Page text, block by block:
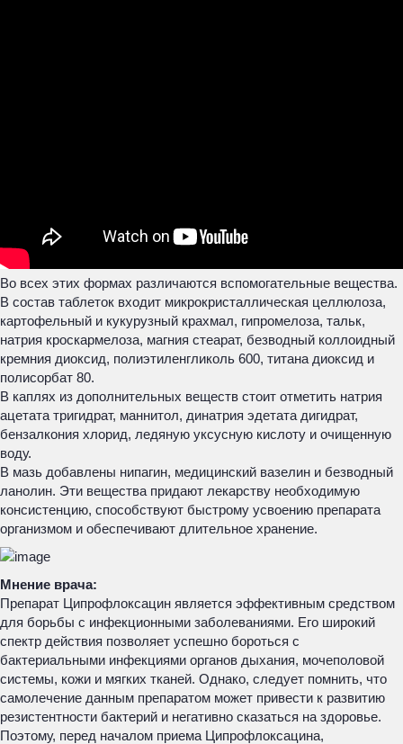
Во всех этих формах различаются вспомогательные вещества.
В состав таблеток входит микрокристаллическая целлюлоза,
картофельный и кукурузный крахмал, гипромелоза, тальк,
натрия кроскармелоза, магния стеарат, безводный коллоидный
кремния диоксид, полиэтиленгликоль 600, титана диоксид и
полисорбат 80.
В каплях из дополнительных веществ стоит отметить натрия
ацетата тригидрат, маннитол, динатрия эдетата дигидрат,
бензалкония хлорид, ледяную уксусную кислоту и очищенную
воду.
В мазь добавлены нипагин, медицинский вазелин и безводный
ланолин. Эти вещества придают лекарству необходимую
консистенцию, способствуют быстрому усвоению препарата
организмом и обеспечивают длительное хранение.
Мнение врача:
Препарат Ципрофлоксацин является эффективным средством
для борьбы с инфекционными заболеваниями. Его широкий
спектр действия позволяет успешно бороться с
бактериальными инфекциями органов дыхания, мочеполовой
системы, кожи и мягких тканей. Однако, следует помнить, что
самолечение данным препаратом может привести к развитию
резистентности бактерий и негативно сказаться на здоровье.
Поэтому, перед началом приема Ципрофлоксацина,